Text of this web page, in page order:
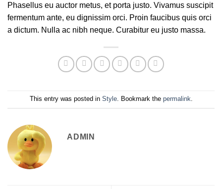
Phasellus eu auctor metus, et porta justo. Vivamus suscipit
fermentum ante, eu dignissim orci. Proin faucibus quis orci
a dictum. Nulla ac nibh neque. Curabitur eu justo massa.
This entry was posted in Style. Bookmark the permalink.
ADMIN